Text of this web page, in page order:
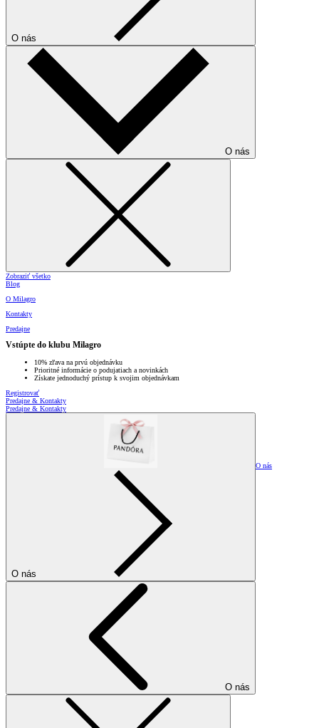
O nás
O nás
Zobraziť všetko
Blog
O Milagro
Kontakty
Predajne
Vstúpte do klubu Milagro
10% zľava na prvú objednávku
Prioritné informácie o podujatiach a novinkách
Získate jednoduchý prístup k svojim objednávkam
Registrovať
Predajne & Kontakty
Predajne & Kontakty
O nás
O nás
O nás